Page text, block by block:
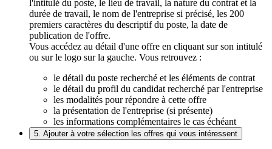
l'intitulé du poste, le lieu de travail, la nature du contrat et la
durée de travail, le nom de l'entreprise si précisé, les 200
premiers caractères du descriptif du poste, la date de
publication de l'offre.
Vous accédez au détail d'une offre en cliquant sur son intitulé
ou sur le logo sur la gauche. Vous retrouvez :
le détail du poste recherché et les éléments de contrat
le détail du profil du candidat recherché par l'entreprise
les modalités pour répondre à cette offre
la présentation de l'entreprise (si présente)
les informations complémentaires le cas échéant
5. Ajouter à votre sélection les offres qui vous intéressent